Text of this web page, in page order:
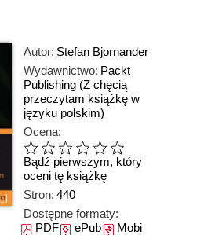
Autor: Stefan Bjornander
Wydawnictwo: Packt
Publishing (Z chęcią
przeczytam książkę w
języku polskim)
Ocena:
Bądź pierwszym, który
oceni tę książkę
Stron: 440
Dostępne formaty:
PDFePubMobi